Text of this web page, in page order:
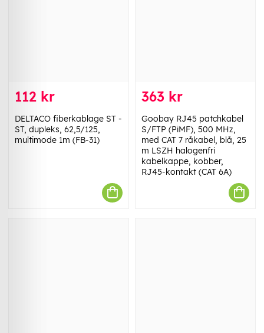
112 kr
DELTACO fiberkablage ST -
ST, dupleks, 62,5/125,
multimode 1m (FB-31)
363 kr
Goobay RJ45 patchkabel
S/FTP (PiMF), 500 MHz,
med CAT 7 råkabel, blå, 25
m LSZH halogenfri
kabelkappe, kobber,
RJ45-kontakt (CAT 6A)